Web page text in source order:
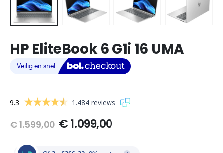
HP EliteBook 6 G1i 16 UMA
9.3 1.484 reviews
€1.599,00 Oorspronkelijke
€1.099,00Huidige